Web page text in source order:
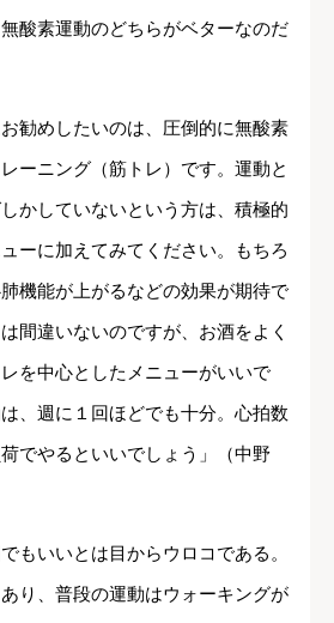
酸素運動のどちらがベターなのだ
お勧めしたいのは、圧倒的に無酸素
ーニング（筋トレ）です。運動と
かしていないという方は、積極的
ーに加えてみてください。もちろ
機能が上がるなどの効果が期待で
間違いないのですが、お酒をよく
を中心としたメニューがいいで
、週に１回ほどでも十分。心拍数
でやるといいでしょう」（中野
もいいとは目からウロコである。
り、普段の運動はウォーキングが